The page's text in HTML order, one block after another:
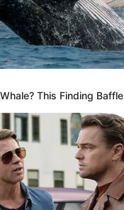
This Finding